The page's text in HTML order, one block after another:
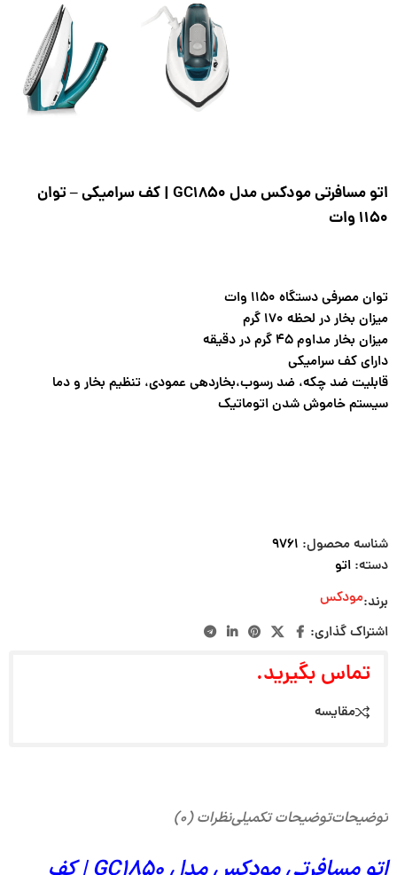
اتو مسافرتی مودکس مدل GC1850 | کف سرامیکی – توان
1150 وات
توان مصرفی دستگاه ۱۱۵۰ وات
میزان بخار در لحظه ۱۷۰ گرم
میزان بخار مداوم ۴۵ گرم در دقیقه
دارای کف سرامیکی
قابلیت ضد چکه، ضد رسوب،بخاردهی عمودی، تنظیم بخار و دما
سیستم خاموش شدن اتوماتیک
شناسه محصول: ۹۷۶۱
دسته: اتو
برند:مودکس
اشتراک گذاری:
تماس بگیرید.
مقایسه
توضیحاتتوضیحات تکمیلینظرات (۰)